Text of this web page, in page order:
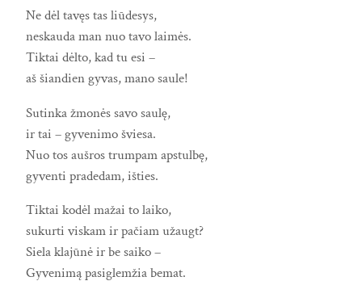
Ne dėl tavęs tas liūdesys,
neskauda man nuo tavo laimės.
Tiktai dėlto, kad tu esi –
aš šiandien gyvas, mano saule!
Sutinka žmonės savo saulę,
ir tai – gyvenimo šviesa.
Nuo tos aušros trumpam apstulbę,
gyventi pradedam, išties.
Tiktai kodėl mažai to laiko,
sukurti viskam ir pačiam užaugt?
Siela klajūnė ir be saiko –
Gyvenimą pasiglemžia bemat.